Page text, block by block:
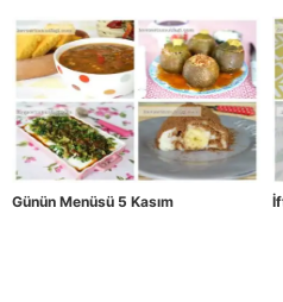
Günün Menüsü 5 Kasım